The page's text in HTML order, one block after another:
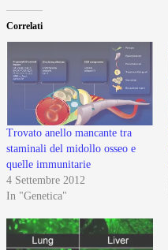
Correlati
Trovato anello mancante tra
staminali del midollo osseo e
quelle immunitarie
4 Settembre 2012
In "Genetica"